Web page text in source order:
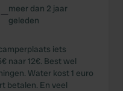
—meer dan 2 jaar
geleden
iets
naar 12€. Best wel
Water kost 1 euro
betalen. En veel